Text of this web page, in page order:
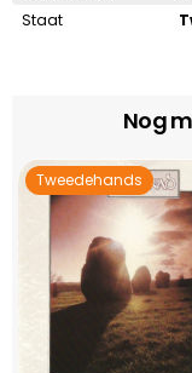
Staat
Nog
Tweedehands